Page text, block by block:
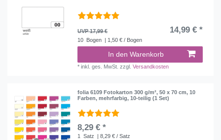
UVP 17,99 € 14,99 € *
10 Bogen | 1,50 € / Bogen
In den Warenkorb
*inkl. ges. MwSt. zzgl.Versandkosten
folia 6109 Fotokarton 300 g/m², 50 x 70 cm, 10
Farben, mehrfarbig, 10-teilig (1 Set)
8,29 € *
1 Satz | 8,29 € / Satz